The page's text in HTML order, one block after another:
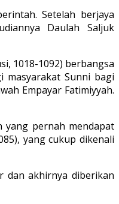
Setelah berjaya
Daulah Saljuk
1018-1092) berbangsa
masyarakat Sunni bagi
Empayar Fatimiyyah.
yang pernah mendapat
yang cukup dikenali
dan akhirnya diberikan